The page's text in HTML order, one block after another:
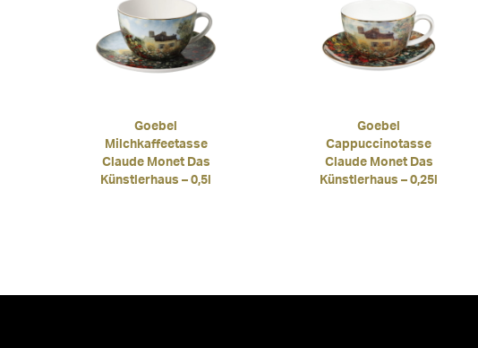
Goebel
Milchkaffeetasse
Claude Monet Das
Künstlerhaus – 0,5l
Goebel
Cappuccinotasse
Claude Monet Das
Künstlerhaus – 0,25l